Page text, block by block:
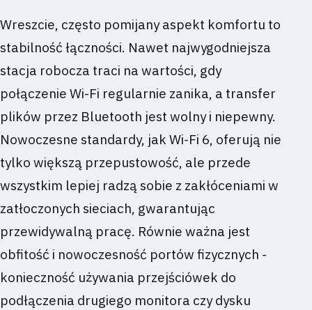
Wreszcie, często pomijany aspekt komfortu to
stabilność łączności. Nawet najwygodniejsza
stacja robocza traci na wartości, gdy
połączenie Wi-Fi regularnie zanika, a transfer
plików przez Bluetooth jest wolny i niepewny.
Nowoczesne standardy, jak Wi-Fi 6, oferują nie
tylko większą przepustowość, ale przede
wszystkim lepiej radzą sobie z zakłóceniami w
zatłoczonych sieciach, gwarantując
przewidywalną pracę. Równie ważna jest
obfitość i nowoczesność portów fizycznych -
konieczność używania przejściówek do
podłączenia drugiego monitora czy dysku